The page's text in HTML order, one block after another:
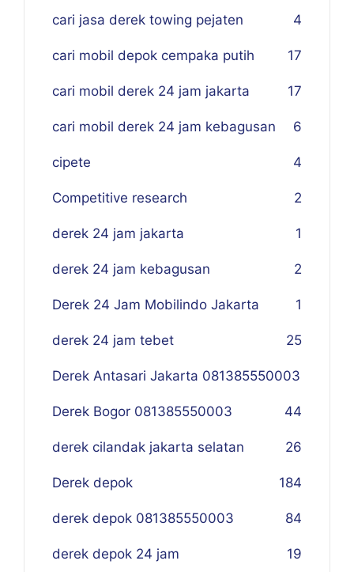
cari jasa derek towing pejaten 4
cari mobil depok cempaka putih 17
cari mobil derek 24 jam jakarta 17
cari mobil derek 24 jam kebagusan 6
cipete 4
Competitive research 2
derek 24 jam jakarta 1
derek 24 jam kebagusan 2
Derek 24 Jam Mobilindo Jakarta 1
derek 24 jam tebet 25
Derek Antasari Jakarta 081385550003
4
Derek Bogor 081385550003 4
derek cilandak jakarta selatan 26
Derek depok 184
derek depok 081385550003 84
derek depok 24 jam 19